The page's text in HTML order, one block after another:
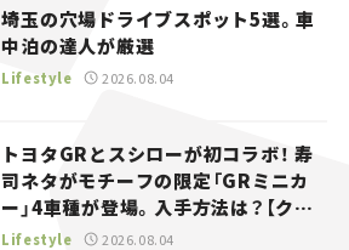
埼玉の穴場ドライブスポット5選。車
中泊の達人が厳選
Lifestyle 2026.08.04
トヨタGRとスシローが初コラボ！ 寿
司ネタがモチーフの限定「GRミニカ
ー」4車種が登場。入手方法は？【クル
マとホビー】
Lifestyle 2026.08.04